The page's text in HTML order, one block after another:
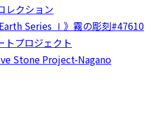
レクション
Series Ⅰ》霧の彫刻#47610
トプロジェクト
Stone Project-Nagano